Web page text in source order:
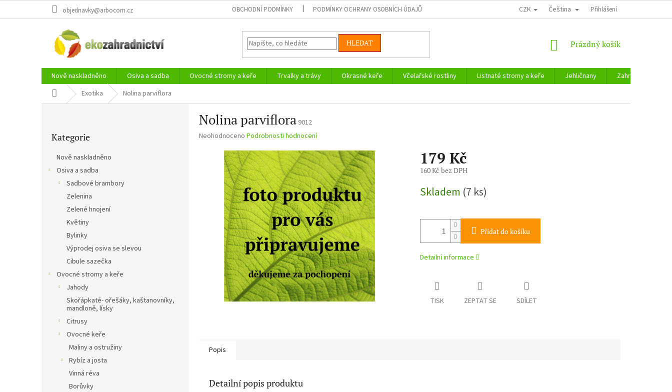
objednavky@arbocom.cz OBCHODNÍ PODMÍNKY PODMÍNKY OCHRANY OSOBNÍCH ÚDAJŮ CZK Čeština Přihlášení
HLEDAT
NÁKUPNÍ
Prázdný košík
Nově naskladněno Osiva a sadba Ovocné stromy a keře Trvalky a trávy Okrasné keře Včelařské rostliny Listnaté stromy a keře Jehličnany
Zahradnické
Domů Exotika Nolina parviflora
kategorie
Kategorie
Nově naskladněno
Osiva a sadba
Sadbové brambory
Zelenina
Zelené hnojení
Květiny
Bylinky
Výprodej osiva se slevou
Cibule sazečka
Ovocné stromy a keře
Jahody
Skořápkaté- ořešáky, kaštanovníky,
mandloně, lísky
Citrusy
Ovocné keře
Maliny a ostružiny
Rybíz a josta
Vinná réva
Borůvky
Nolina parviflora 9012
Průměrné
produktu
hvězdiček.
Neohodnoceno Podrobnosti hodnocení
179 Kč
160 Kč bez DPH
cena:
Skladem (7 ks)
Přidat do košíku
Detailní informace
TISK ZEPTAT SE SDÍLET
Popis
Detailní popis produktu